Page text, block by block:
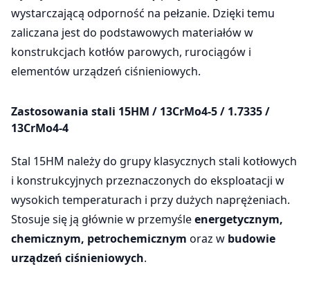
wystarczającą odporność na pełzanie. Dzięki temu
zaliczana jest do podstawowych materiałów w
konstrukcjach kotłów parowych, rurociągów i
elementów urządzeń ciśnieniowych.
Zastosowania stali 15HM / 13CrMo4-5 / 1.7335 /
13CrMo4-4
Stal 15HM należy do grupy klasycznych stali kotłowych
i konstrukcyjnych przeznaczonych do eksploatacji w
wysokich temperaturach i przy dużych naprężeniach.
Stosuje się ją głównie w przemyśleenergetycznym,
chemicznym, petrochemicznym oraz w budowie
urządzeń ciśnieniowych.